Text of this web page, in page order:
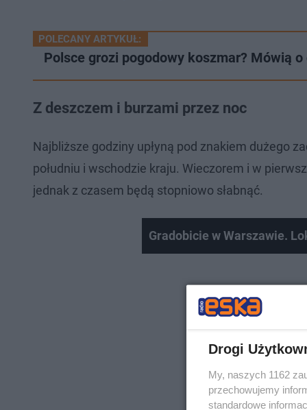
POLECANY ARTYKUŁ:
Polsce grozi pogodowy koszmar? Mówią
Z deszczem i burzami przez noc
Najbliższe godziny upłyną pod znakiem dużego
południu i wschodzie kraju. Wieczorem i w
jednak z czasem będą stopniowo słabnąć.
Gradobicie w Warszawie.
Drogi
My, naszych 1162
przechowujemy
standardowe